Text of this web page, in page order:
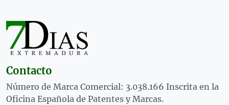
Contacto
Número de Marca Comercial: 3.038.166 Inscrita en la
Oficina Española de Patentes y Marcas.